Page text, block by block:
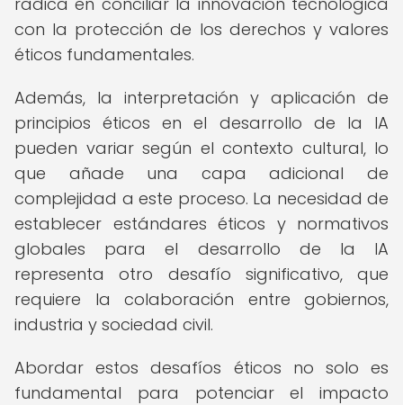
con la protección de los derechos y valores
éticos fundamentales.
Además, la interpretación y aplicación de
principios éticos en el desarrollo de la IA
pueden variar según el contexto cultural, lo
que añade una capa adicional de
complejidad a este proceso. La necesidad de
establecer estándares éticos y normativos
globales para el desarrollo de la IA
representa otro desafío significativo, que
requiere la colaboración entre gobiernos,
industria y sociedad civil.
Abordar estos desafíos éticos no solo es
fundamental para potenciar el impacto